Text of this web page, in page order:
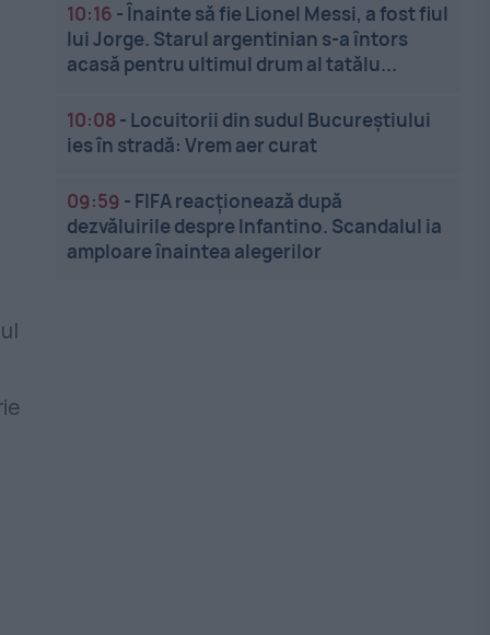
10:16 -Înainte să fie Lionel Messi, a fost fiul
lui Jorge. Starul argentinian s-a întors
acasă pentru ultimul drum al tatălu...
10:08 - Locuitorii din sudul Bucureștiului
ies în stradă: Vrem aer curat
09:59 - FIFA reacționează după
dezvăluirile despre Infantino. Scandalul ia
amploare înaintea alegerilor